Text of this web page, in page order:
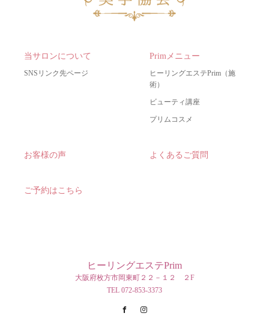
当サロンについて
SNSリンク先ページ
Primメニュー
ヒーリングエステPrim（施
術）
ビューティ講座
プリムコスメ
お客様の声 よくあるご質問
ご予約はこちら
ヒーリングエステPrim
大阪府枚方市岡東町２２－１２ ２F
TEL 072-853-3373
Facebook